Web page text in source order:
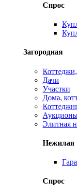
Спрос
Загородная
Дачи
Участки
Дома,
Элитная
Нежилая
Спрос